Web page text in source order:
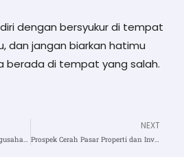
dengan bersyukur di tempat
dan jangan biarkan hatimu
berada di tempat yang salah.
Terus Semangat Menjadi Pengusaha Properti di Tengah Kondisi Ekonomi Saat Ini
NEXT
Prospek Cerah Pasar Properti dan Investasi di Kabupaten Indramayu